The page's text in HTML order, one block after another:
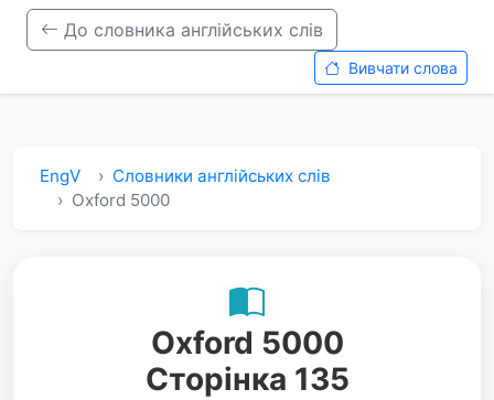
До словника англійських слів
Вивчати слова
EngV
Словники англійських слів
Oxford 5000
Oxford 5000
Сторінка 135